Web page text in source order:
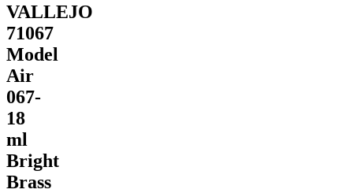
VALLEJO
71067
Model
Air
067-
18
ml
Bright
Brass